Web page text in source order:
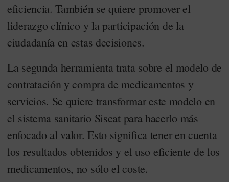
eficiencia. También se quiere promover el
liderazgo clínico y la participación de la
ciudadanía en estas decisiones.
La segunda herramienta trata sobre el modelo de
contratación y compra de medicamentos y
servicios. Se quiere transformar este modelo en
el sistema sanitario Siscat para hacerlo más
enfocado al valor. Esto significa tener en cuenta
los resultados obtenidos y el uso eficiente de los
medicamentos, no sólo el coste.